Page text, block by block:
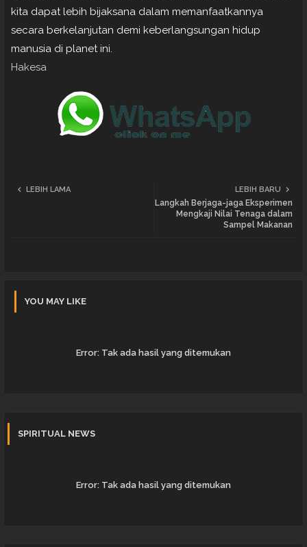
kita dapat lebih bijaksana dalam memanfaatkannya
secara berkelanjutan demi keberlangsungan hidup
manusia di planet ini.
Hakesa
LEBIH BARU
Langkah Berjaga-jaga Eksperimen
Mengkaji Nilai Tenaga dalam
Sampel Makanan
LEBIH LAMA
YOU MAY LIKE
Error: Tak ada hasil yang ditemukan
SPIRITUAL NEWS
Error: Tak ada hasil yang ditemukan